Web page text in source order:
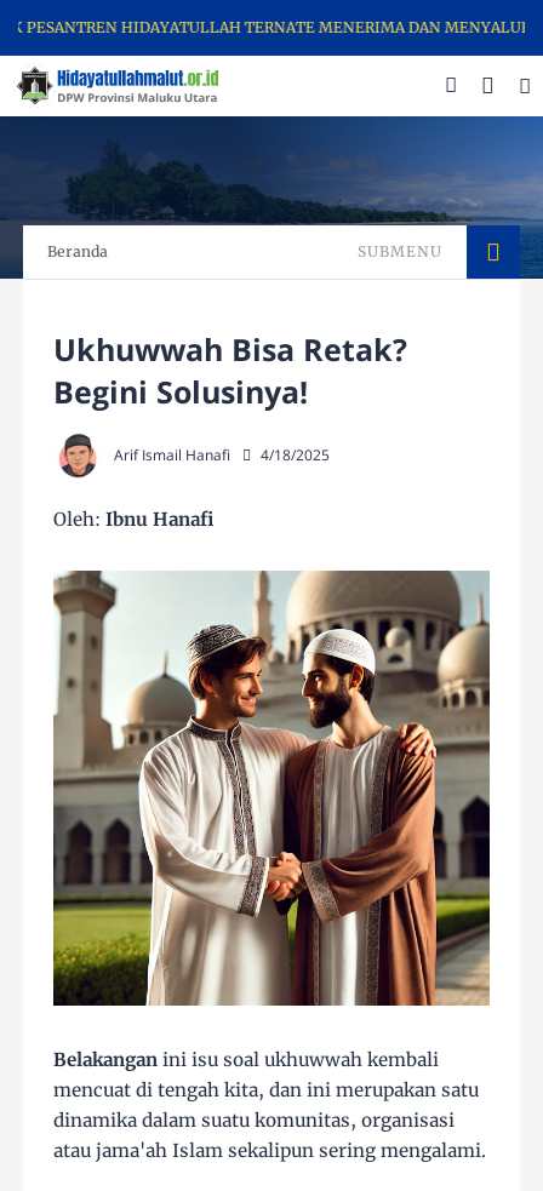
HIDAYATULLAH TERNATE MENERIMA DAN MENYALURKAN
Beranda SUBMENU
Ukhuwwah Bisa Retak?
Begini Solusinya!
Arif Ismail Hanafi 4/18/2025
Oleh:Ibnu Hanafi
Belakangan ini isu soal ukhuwwah kembali
mencuat di tengah kita, dan ini merupakan satu
dinamika dalam suatu komunitas, organisasi
atau jama'ah Islam sekalipun sering mengalami.